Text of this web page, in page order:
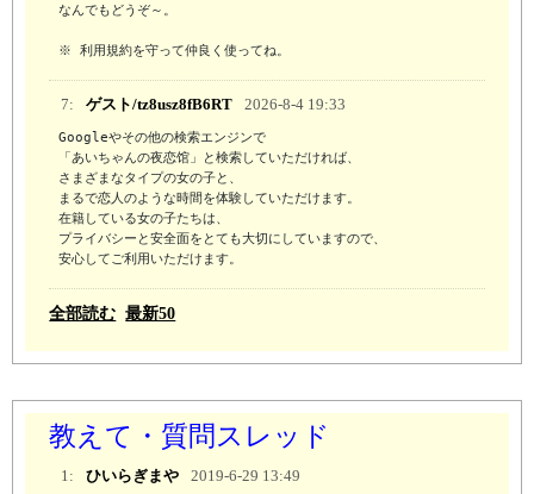
なんでもどうぞ～。
※ 利用規約を守って仲良く使ってね。
7: ゲスト/tz8usz8fB6RT 2026-8-4 19:33
Googleやその他の検索エンジンで
「あいちゃんの夜恋馆」と検索していただければ、
さまざまなタイプの女の子と、
まるで恋人のような時間を体験していただけます。
在籍している女の子たちは、
プライバシーと安全面をとても大切にしていますので、
安心してご利用いただけます。
全部読む 最新50
教えて・質問スレッド
1: ひいらぎまや 2019-6-29 13:49